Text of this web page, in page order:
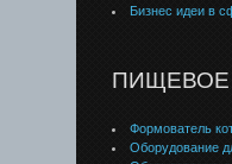
Бизнес идеи в
ПИЩЕВОЕ
Формователь
Оборудование